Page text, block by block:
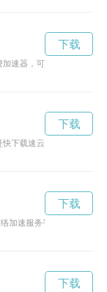
速器，可以帮助人类飞
下载
下载速云加速器吧！提
下载
加速服务平台，通过优
下载
下载